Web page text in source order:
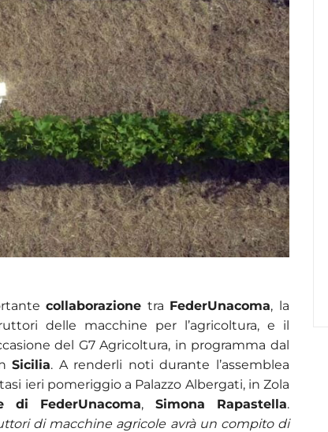
collaborazione tra FederUnacoma, la
delle macchine per l’agricoltura, e il
del G7 Agricoltura, in programma dal
Sicilia. A renderli noti durante l’assemblea
ieri pomeriggio a Palazzo Albergati, in Zola
di FederUnacoma, Simona Rapastella.
di macchine agricole avrà un compito di